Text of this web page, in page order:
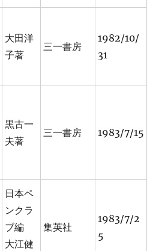
大田洋
子著
三一書房
1982/10/
31
黒古一
夫著
三一書房 1983/7/15
日本ペ
ンクラ
ブ編
大江健
集英社
1983/7/2
5